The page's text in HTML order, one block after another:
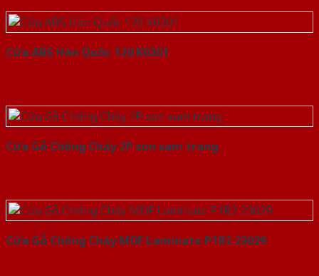
Cửa ABS Hàn Quốc 120 K0201
Cửa Gỗ Chống Cháy 2P son xam trang
Cửa Gỗ Chống Cháy MDF Laminate P1R2 23029